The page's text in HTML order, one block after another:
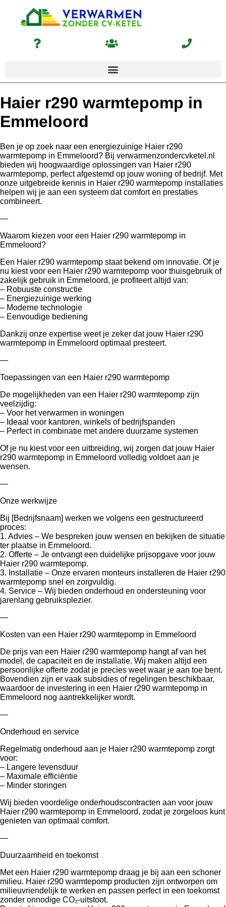
Haier r290 warmtepomp in
Emmeloord
Ben je op zoek naar een energiezuinige Haier r290
warmtepomp in Emmeloord? Bij verwarmenzondercvketel.nl
bieden wij hoogwaardige oplossingen van Haier r290
warmtepomp, perfect afgestemd op jouw woning of bedrijf. Met
onze uitgebreide kennis in Haier r290 warmtepomp installaties
helpen wij je aan een systeem dat comfort en prestaties
combineert.
—
Waarom kiezen voor een Haier r290 warmtepomp in
Emmeloord?
Een Haier r290 warmtepomp staat bekend om innovatie. Of je
nu kiest voor een Haier r290 warmtepomp voor thuisgebruik of
zakelijk gebruik in Emmeloord, je profiteert altijd van:
– Robuuste constructie
– Energiezuinige werking
– Moderne technologie
– Eenvoudige bediening
Dankzij onze expertise weet je zeker dat jouw Haier r290
warmtepomp in Emmeloord optimaal presteert.
—
Toepassingen van een Haier r290 warmtepomp
De mogelijkheden van een Haier r290 warmtepomp zijn
veelzijdig:
– Voor het verwarmen in woningen
– Ideaal voor kantoren, winkels of bedrijfspanden
– Perfect in combinatie met andere duurzame systemen
Of je nu kiest voor een uitbreiding, wij zorgen dat jouw Haier
r290 warmtepomp in Emmeloord volledig voldoet aan je
wensen.
—
Onze werkwijze
Bij [Bedrijfsnaam] werken we volgens een gestructureerd
proces:
1. Advies – We bespreken jouw wensen en bekijken de situatie
ter plaatse in Emmeloord.
2. Offerte – Je ontvangt een duidelijke prijsopgave voor jouw
Haier r290 warmtepomp.
3. Installatie – Onze ervaren monteurs installeren de Haier r290
warmtepomp snel en zorgvuldig.
4. Service – Wij bieden onderhoud en ondersteuning voor
jarenlang gebruiksplezier.
—
Kosten van een Haier r290 warmtepomp in Emmeloord
De prijs van een Haier r290 warmtepomp hangt af van het
model, de capaciteit en de installatie. Wij maken altijd een
persoonlijke offerte zodat je precies weet waar je aan toe bent.
Bovendien zijn er vaak subsidies of regelingen beschikbaar,
waardoor de investering in een Haier r290 warmtepomp in
Emmeloord nog aantrekkelijker wordt.
—
Onderhoud en service
Regelmatig onderhoud aan je Haier r290 warmtepomp zorgt
voor:
– Langere levensduur
– Maximale efficiëntie
– Minder storingen
Wij bieden voordelige onderhoudscontracten aan voor jouw
Haier r290 warmtepomp in Emmeloord, zodat je zorgeloos kunt
genieten van optimaal comfort.
—
Duurzaamheid en toekomst
Met een Haier r290 warmtepomp draag je bij aan een schoner
milieu. Haier r290 warmtepomp producten zijn ontworpen om
milieuvriendelijk te werken en passen perfect in een toekomst
zonder onnodige CO₂-uitstoot.